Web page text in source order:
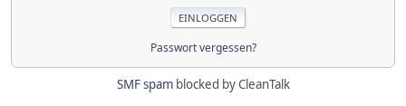
Passwort vergessen?
SMF spamblocked by CleanTalk